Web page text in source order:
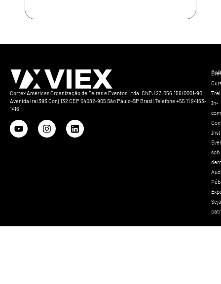
Cortex Américas Organização de Feiras e Eventos Ltda. CNPJ 23.056.156/0001-90
Avenida Iraí 393 Conj 132 CEP 04082-905 São Paulo-SP Brasil Telefone +55 11 94163-
1416
In-
sob